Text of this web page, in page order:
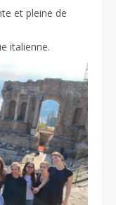
et pleine de
italienne.